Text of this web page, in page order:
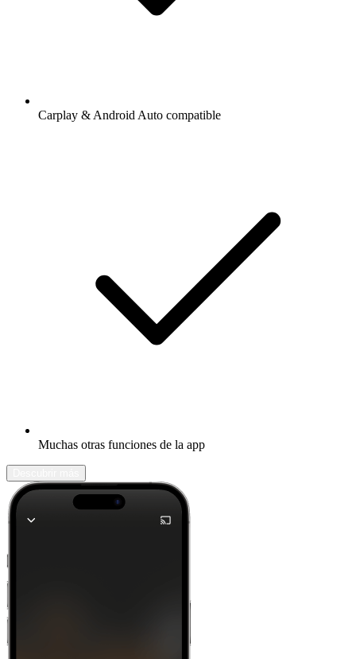
Carplay & Android Auto compatible
Muchas otras funciones de la app